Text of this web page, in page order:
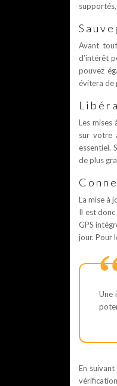
Avant
d’intérêt
pouvez
évitera de
Les mises
sur votre
essentiel.
de plus
La mise à
Il est donc
GPS
jour. Pour
Une
En